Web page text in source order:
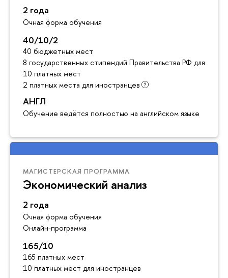
2 года
Очная форма обучения
40/10/2
40 бюджетных мест
8 государственных стипендий Правительства РФ для
10 платных мест
2 платных места для иностранцев
АНГЛ
Обучение ведётся полностью на английском языке
МАГИСТЕРСКАЯ ПРОГРАММА
Экономический анализ
2 года
Очная форма обучения
Онлайн-программа
165/10
165 платных мест
10 платных мест для иностранцев